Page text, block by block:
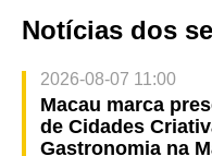
Notícias dos
2026-08-07 11:00
Macau marca
de Cidades
Gastronomia na